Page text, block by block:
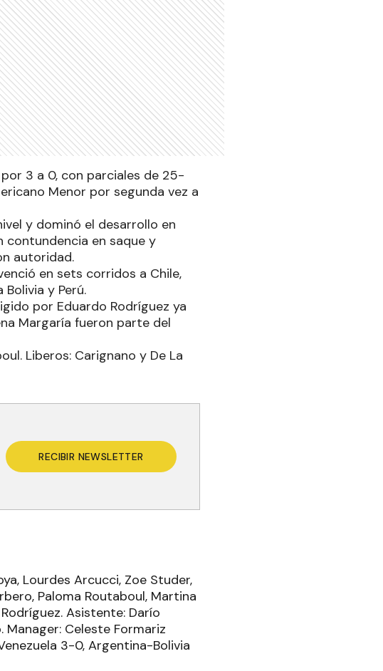
3 a 0, con parciales de 25-
Menor por segunda vez a
y dominó el desarrollo en
contundencia en saque y
autoridad.
en sets corridos a Chile,
y Perú.
por Eduardo Rodríguez ya
Margaría fueron parte del
Liberos: Carignano y De La
RECIBIR NEWSLETTER
Lourdes Arcucci, Zoe Studer,
Paloma Routaboul, Martina
Asistente: Darío
Manager: Celeste Formariz
3-0, Argentina-Bolivia